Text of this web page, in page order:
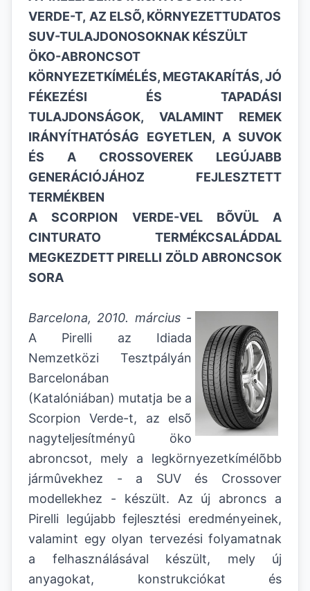
VERDE-T, AZ ELSÕ, KÖRNYEZETTUDATOS
SUV-TULAJDONOSOKNAK KÉSZÜLT
ÖKO-ABRONCSOT
KÖRNYEZETKÍMÉLÉS, MEGTAKARÍTÁS, JÓ
FÉKEZÉSI ÉS TAPADÁSI
TULAJDONSÁGOK, VALAMINT REMEK
IRÁNYÍTHATÓSÁG
EGYETLEN, A SUVOK
ÉS A CROSSOVEREK LEGÚJABB
GENERÁCIÓJÁHOZ
FEJLESZTETT
TERMÉKBEN
A SCORPION VERDE-VEL BÕVÜL A
CINTURATO TERMÉKCSALÁDDAL
MEGKEZDETT PIRELLI ZÖLD ABRONCSOK
SORA
Barcelona, 2010. március -
A Pirelli az Idiada
Nemzetközi Tesztpályán
Barcelonában
(Katalóniában) mutatja be a
Scorpion Verde-t, az elsõ
nagyteljesítményû öko
abroncsot, mely a legkörnyezetkímélõbb
jármûvekhez - a SUV és Crossover
modellekhez - készült. Az új abroncs a
Pirelli legújabb fejlesztési eredményeinek,
valamint egy olyan tervezési folyamatnak
a felhasználásával készült, mely új
anyagokat, konstrukciókat és